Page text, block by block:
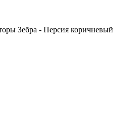
Зебра - Персия коричневый